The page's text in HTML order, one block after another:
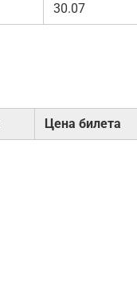
30.07
Цена билета